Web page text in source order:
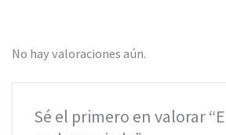
No hay valoraciones aún.
Sé el primero en valorar